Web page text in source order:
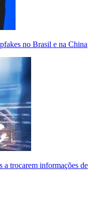
no Brasil e na China
a trocarem informações de